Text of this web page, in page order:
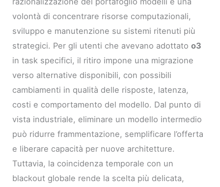
volontà di concentrare risorse computazionali,
sviluppo e manutenzione su sistemi ritenuti più
strategici. Per gli utenti che avevano adottatoo3
in task specifici, il ritiro impone una migrazione
verso alternative disponibili, con possibili
cambiamenti in qualità delle risposte, latenza,
costi e comportamento del modello. Dal punto di
vista industriale, eliminare un modello intermedio
può ridurre frammentazione, semplificare l’offerta
e liberare capacità per nuove architetture.
Tuttavia, la coincidenza temporale con un
blackout globale rende la scelta più delicata,